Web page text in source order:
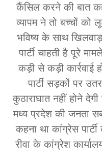
कैंसिल करने की बात
व्यापम ने तो बच्चों को
भविष्य के साथ
पार्टी चाहती है पूरे
कड़ी से कड़ी कार्रवाई
पार्टी सड़कों पर
कुठाराघात नहीं होने
मध्य प्रदेश की जनता
कहना था कांग्रेस
रीवा के कांग्रेश